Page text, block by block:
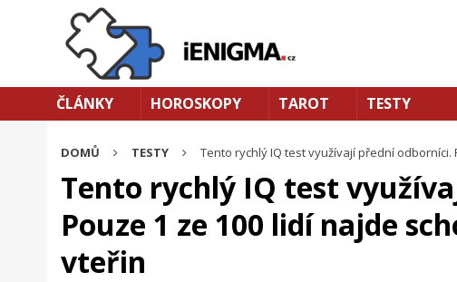
ČLÁNKY HOROSKOPY TAROT TESTY
DOMŮ TESTY Tento rychlý IQ test využívají přední
Tento rychlý IQ test
Pouze 1 ze 100 lidí najde
vteřin